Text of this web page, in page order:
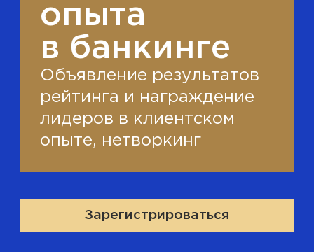
опыта
в банкинге
Объявление результатов
рейтинга и награждение
лидеров в клиентском
опыте, нетворкинг
Зарегистрироваться